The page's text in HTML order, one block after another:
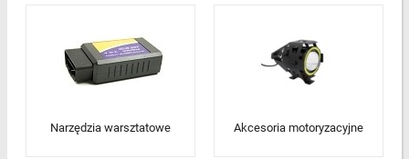
Narzędzia warsztatowe Akcesoria motoryzacyjne